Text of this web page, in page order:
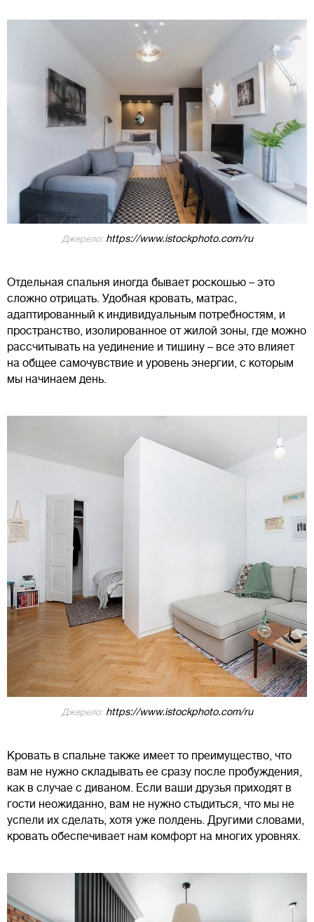
Джерело:https://www.istockphoto.com/ru
Отдельная спальня иногда бывает роскошью – это
сложно отрицать. Удобная кровать, матрас,
адаптированный к индивидуальным потребностям, и
пространство, изолированное от жилой зоны, где можно
рассчитывать на уединение и тишину – все это влияет
на общее самочувствие и уровень энергии, с которым
мы начинаем день.
Джерело:https://www.istockphoto.com/ru
Кровать в спальне также имеет то преимущество, что
вам не нужно складывать ее сразу после пробуждения,
как в случае с диваном. Если ваши друзья приходят в
гости неожиданно, вам не нужно стыдиться, что мы не
успели их сделать, хотя уже полдень. Другими словами,
кровать обеспечивает нам комфорт на многих уровнях.